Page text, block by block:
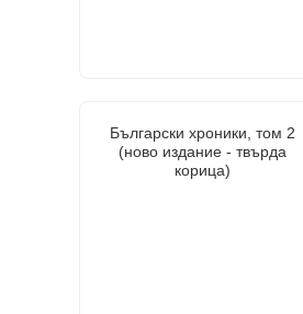
Български хроники, том 2
(ново издание - твърда
корица)